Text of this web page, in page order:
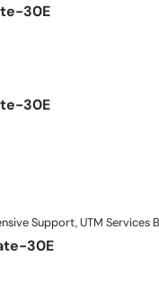
30E
30E
Support, UTM Services
30E